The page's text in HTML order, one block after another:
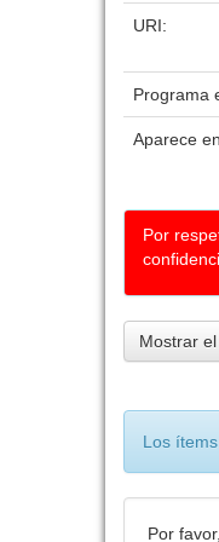
URI:
Programa
Aparece
Por
Mostrar
Los
Por